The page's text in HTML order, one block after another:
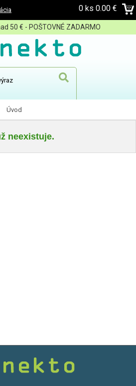
0 ks 0.00 €
50 € - POŠTOVNÉ ZADARMO
Úvod
neexistuje.